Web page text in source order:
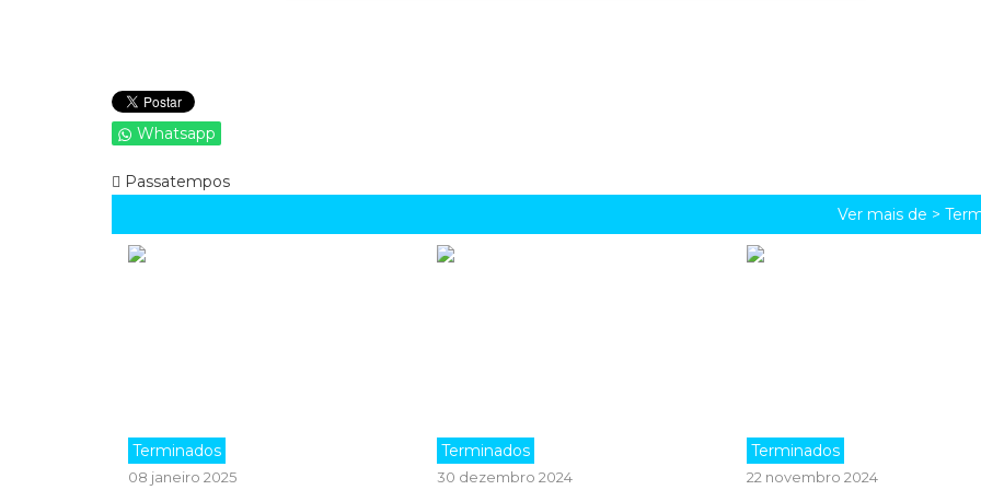
Whatsapp
Passatempos
Ver mais de >
Terminados
08 janeiro 2025
Terminados
30 dezembro 2024
Terminados
22 novembro 2024